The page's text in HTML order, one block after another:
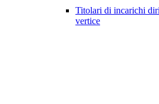
Titolari di incarichi
vertice